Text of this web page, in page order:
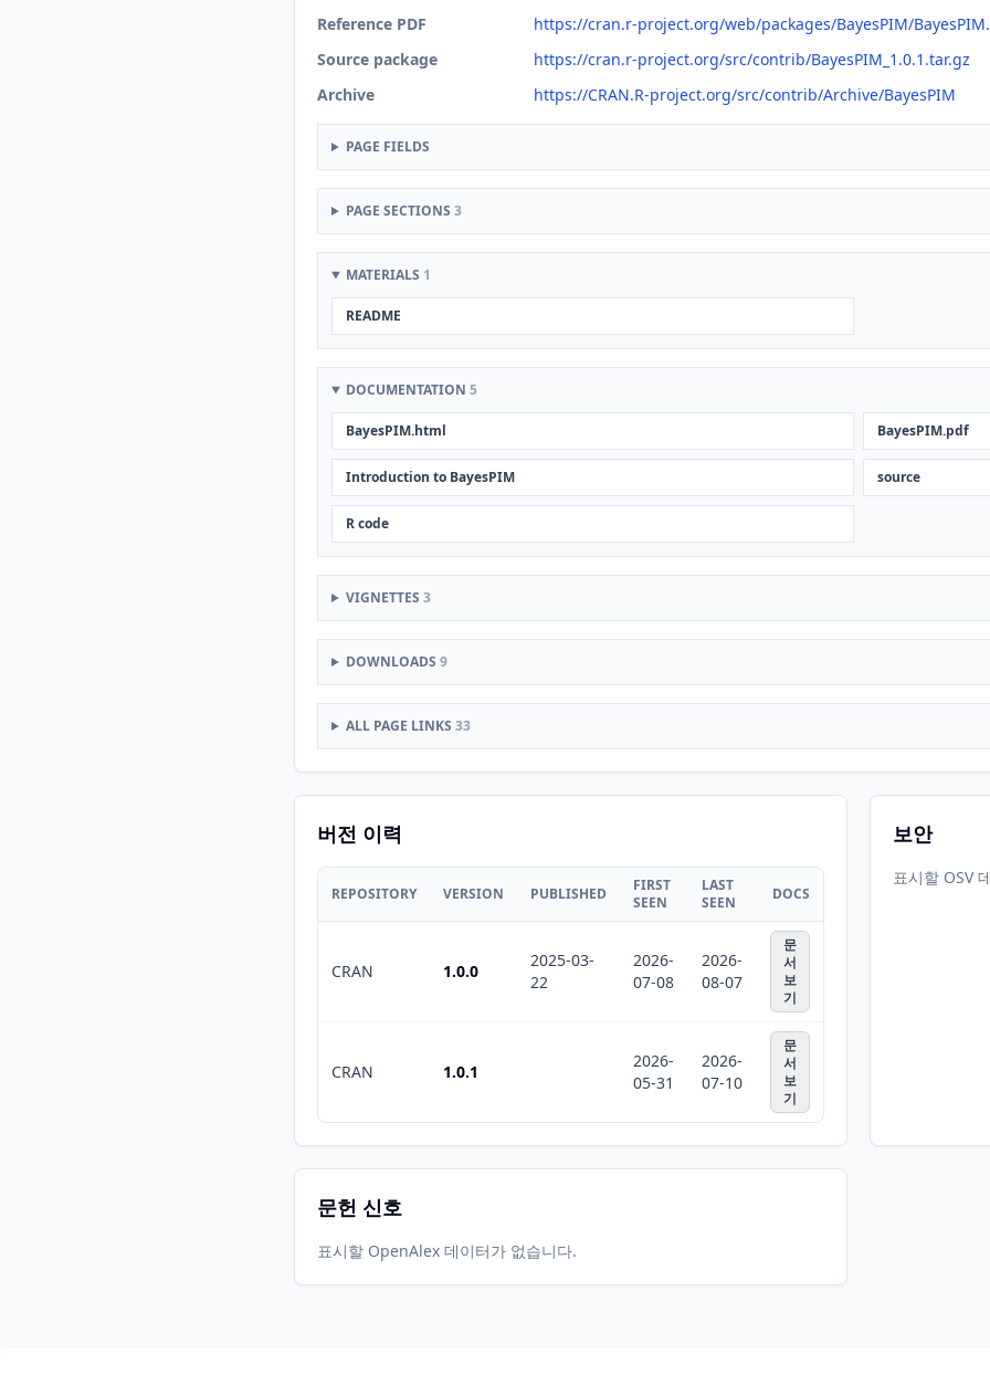
Reference PDF
https://cran.r-project.org/web/packages/BayesPIM/
Source package
https://cran.r-project.org/src/contrib/BayesPIM_1.0.1.tar.gz
Archive
https://CRAN.R-project.org/src/contrib/Archive/BayesPIM
PAGE FIELDS
PAGE SECTIONS 3
MATERIALS 1
README
DOCUMENTATION 5
BayesPIM.html BayesPIM.pdf
Introduction to BayesPIM source
R code
VIGNETTES 3
DOWNLOADS 9
ALL PAGE LINKS 33
버전 이력
REPOSITORY VERSION PUBLISHED
FIRST
SEEN
LAST
SEEN
DOCS
CRAN 1.0.0
2025-03-
22
2026-
07-08
2026-
08-07
문
서
보
기
CRAN 1.0.1
2026-
05-31
2026-
07-10
문
서
보
기
보안
표시할 OSV
문헌 신호
표시할 OpenAlex 데이터가 없습니다.